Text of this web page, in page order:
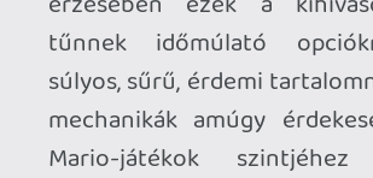
dobozos árat kicsengetni.
természetesen most is van
kompatibilitás, tehát a Switch-be
a Switch 2-es kártyát, az eredeti verzió is
játszható lesz, a fenti
frissítések,és a DLC nélkül.